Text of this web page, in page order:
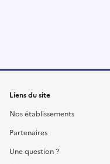
Liens du site
Nos établissements
Partenaires
Une question ?